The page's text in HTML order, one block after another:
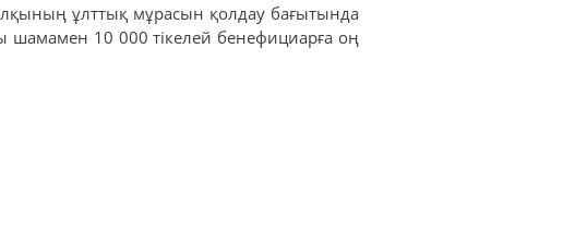
ұлттық мұрасын қолдау бағытында
шамамен 10 000 тікелей бенефициарға оң